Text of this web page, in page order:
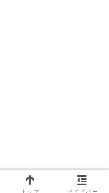
トップ サイドバー